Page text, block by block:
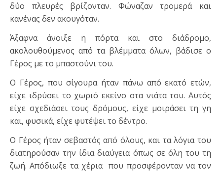
δύο πλευρές βρίζονταν. Φώναζαν τρομερά και
κανένας δεν ακουγόταν.
Άξαφνα άνοιξε η πόρτα και στο διάδρομο,
ακολουθούμενος από τα βλέμματα όλων, βάδισε ο
Γέρος με το μπαστούνι του.
Ο Γέρος, που σίγουρα ήταν πάνω από εκατό ετών,
είχε ιδρύσει το χωριό εκείνο στα νιάτα του. Αυτός
είχε σχεδιάσει τους δρόμους, είχε μοιράσει τη γη
και, φυσικά, είχε φυτέψει το δέντρο.
Ο Γέρος ήταν σεβαστός από όλους, και τα λόγια του
διατηρούσαν την ίδια διαύγεια όπως σε όλη του τη
ζωή. Απόδιωξε τα χέρια που προσφέρονταν να τον